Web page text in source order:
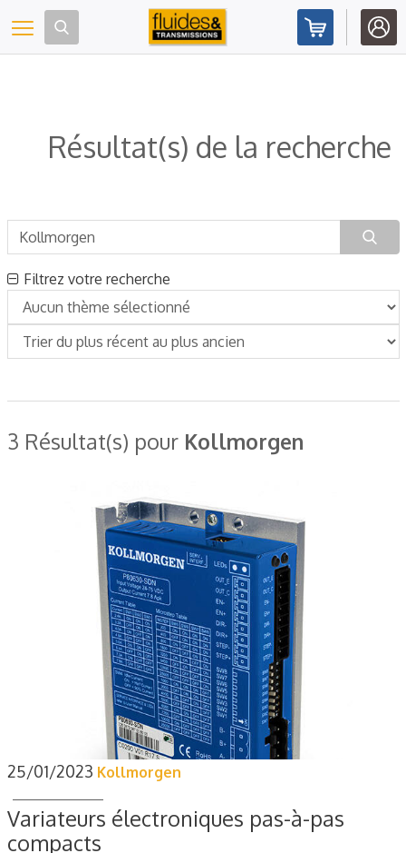
Toggle navigation
Résultat(s) de la recherche
Filtrez votre recherche
3 Résultat(s) pour Kollmorgen
25/01/2023 Kollmorgen
Variateurs électroniques pas-à-pas
compacts
Panneau de gestion des cookies